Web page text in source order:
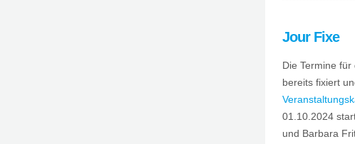
Jour Fixe
Die Termine
bereits fixiert
01.10.2024
und Barbara